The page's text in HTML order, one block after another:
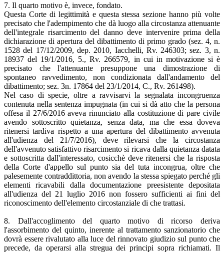
7. Il quarto motivo è, invece, fondato.
Questa Corte di legittimità e questa stessa sezione hanno più volte
precisato che l'adempimento che dà luogo alla circostanza attenuante
dell'integrale risarcimento del danno deve intervenire prima della
dichiarazione di apertura del dibattimento di primo grado (sez. 4, n.
1528 del 17/12/2009, dep. 2010, Iacchelli, Rv. 246303; sez. 3, n.
18937 del 19/1/2016, 5., Rv. 266579, in cui in motivazione si è
precisato che l'attenuante presuppone una dimostrazione di
spontaneo ravvedimento, non condizionata dall'andamento del
dibattimento; sez. 3n. 17864 del 23/1/2014, C., Rv. 261498).
Nel caso di specie, oltre a ravvisarvi la segnalata incongruenza
contenuta nella sentenza impugnata (in cui si dà atto che la persona
offesa il 27/6/2016 aveva rinunciato alla costituzione di pare civile
avendo sottoscritto quietanza, senza data, ma che essa doveva
ritenersi tardiva rispetto a una apertura del dibattimento avvenuta
all'udienza del 21/7/2016), deve rilevarsi che la circostanza
dell'avvenuto satisfattivo risarcimento si ricava dalla quietanza datata
e sottoscritta dall'interessato, cosicchè deve ritenersi che la risposta
della Corte d'appello sul punto sia del tuta incongrua, oltre che
palesemente contraddittoria, non avendo la stessa spiegato perché gli
elementi ricavabili dalla documentazione preesistente depositata
all'udienza del 21 luglio 2016 non fossero sufficienti ai fini del
riconoscimento dell'elemento circostanziale di che trattasi.
8. Dall'accoglimento del quarto motivo di ricorso deriva
l'assorbimento del quinto, inerente al trattamento sanzionatorio che
dovrà essere rivalutato alla luce del rinnovato giudizio sul punto che
precede, da operarsi alla stregua dei principi sopra richiamati. Il